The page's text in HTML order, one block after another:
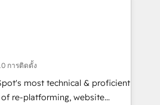
over 25,000+ customers so
การติดตั้ง
most technical & proficient
re-platforming, website